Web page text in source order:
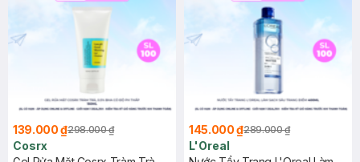
139.000 ₫298.000 ₫
Cosrx
145.000 ₫289.000 ₫
L'Oreal